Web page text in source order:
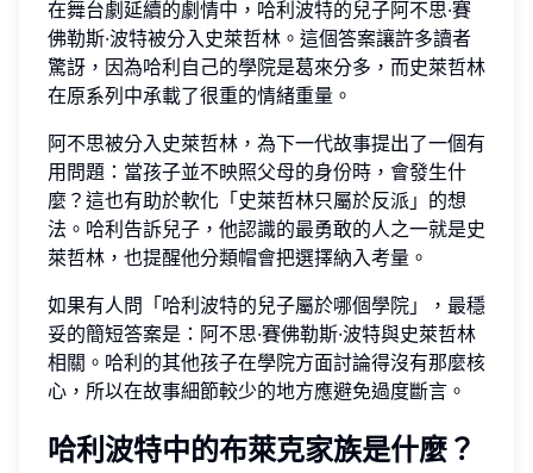
在舞台劇延續的劇情中，哈利波特的兒子阿不思·賽
佛勒斯·波特被分入史萊哲林。這個答案讓許多讀者
驚訝，因為哈利自己的學院是葛來分多，而史萊哲林
在原系列中承載了很重的情緒重量。
阿不思被分入史萊哲林，為下一代故事提出了一個有
用問題：當孩子並不映照父母的身份時，會發生什
麼？這也有助於軟化「史萊哲林只屬於反派」的想
法。哈利告訴兒子，他認識的最勇敢的人之一就是史
萊哲林，也提醒他分類帽會把選擇納入考量。
如果有人問「哈利波特的兒子屬於哪個學院」，最穩
妥的簡短答案是：阿不思·賽佛勒斯·波特與史萊哲林
相關。哈利的其他孩子在學院方面討論得沒有那麼核
心，所以在故事細節較少的地方應避免過度斷言。
哈利波特中的布萊克家族是什麼？